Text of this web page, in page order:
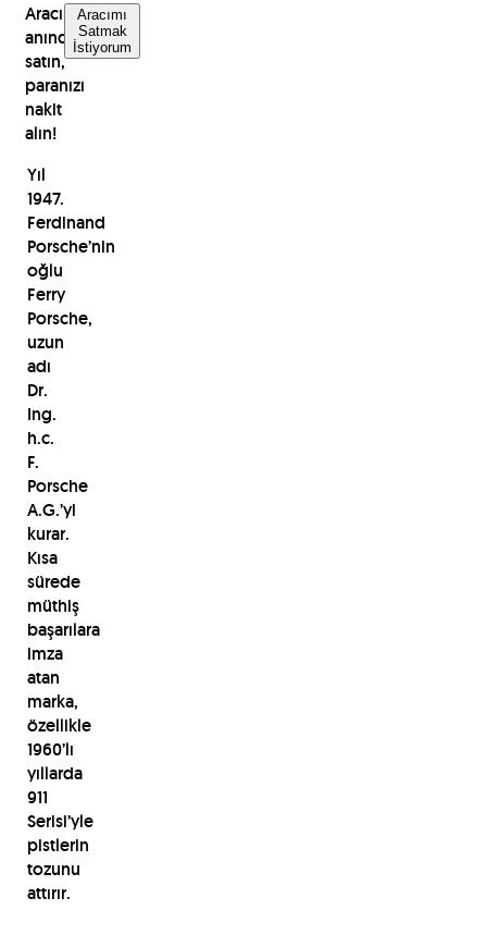
Aracınızı
anında
satın,
paranızı
nakit
alın!
Aracımı
Satmak
İstiyorum
Yıl
1947.
Ferdinand
Porsche’nin
oğlu
Ferry
Porsche,
uzun
adı
Dr.
Ing.
h.c.
F.
Porsche
A.G.’yi
kurar.
Kısa
sürede
müthiş
başarılara
imza
atan
marka,
özellikle
1960’lı
yıllarda
911
Serisi’yle
pistlerin
tozunu
attırır.